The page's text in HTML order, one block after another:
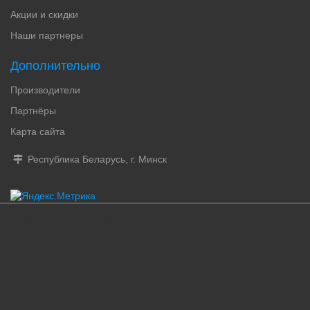
илангНоты сердца: белая фрезия, жасмин и белая
by Carla Fracci по самой низкой цене в Минске и РБ
различных вариантах объема 30 мл, 50 мл..
Акции и скидки
Наши партнеры
Дополнительно
Производители
Партнёры
Карта сайта
Республика Беларусь, г. Минск